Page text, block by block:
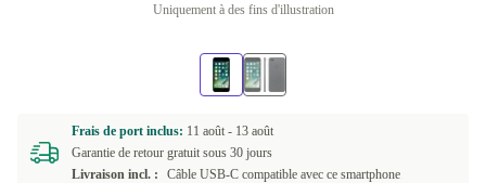
Uniquement à des fins d'illustration
Frais de port inclus: 11 août - 13 août
Garantie de retour gratuit sous 30 jours
Livraison incl. :
Câble USB-C compatible avec ce smartphone